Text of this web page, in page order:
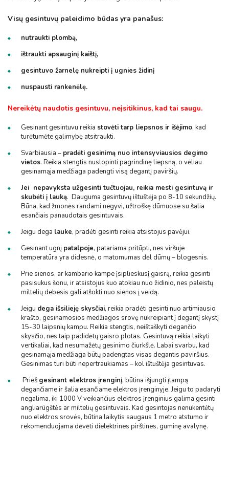
Visų gesintuvų paleidimo būdas yra panašus:
nutraukti plombą,
ištraukti apsauginį kaištį,
gesintuvo žarnelę nukreipti į ugnies židinį
nuspausti rankenėlę.
Nereikėtų naudotis gesintuvu, neįsitikinus, kad tai saugu.
Gesinant gesintuvu reikia stovėti tarp liepsnos ir išėjimo, kad
turėtumėte galimybę atsitraukti.
Svarbiausia – pradėti gesinimą nuo intensyviausios degimo
vietos. Reikia stengtis nuslopinti pagrindinę liepsną, o vėliau
gesinamąja medžiaga padengti visą degantį paviršių.
Jei nepavyksta užgesinti tučtuojau, reikia mesti gesintuvą ir
skubėti į lauką. Dauguma gesintuvų ištuštėja po 8-10 sekundžių.
Būna, kad žmonės randami negyvi, užtroškę dūmuose su šalia
esančiais panaudotais gesintuvais.
Jeigu dega lauke, pradėti gesinti reikia atsistojus pavėjui.
Gesinant ugnį patalpoje, patariama pritūpti, nes viršuje
temperatūra yra didesnė, o matomumas dėl dūmų – blogesnis.
Prie sienos, ar kambario kampe įsiplieskusį gaisrą, reikia gesinti
pasisukus šonu, ir atsistojus kuo atokiau nuo židinio, nes paleistų
miltelių debesis gali atšokti nuo sienos į veidą.
Jeigu dega išsilieję skysčiai, reikia pradėti gesinti nuo artimiausio
krašto, gesinamosios medžiagos srovę nukreipiant į degantį skystį
15-30 laipsnių kampu. Reikia stengtis, neištaškyti degančio
skysčio, nes taip padidėtų gaisro plotas. Gesintuvą reikia laikyti
vertikaliai, kad nesumažėtų gesinimo čiurkšlė. Labai svarbu, kad
gesinamąja medžiaga būtų padengtas visas degantis paviršius.
Gesinimas turi būti nepertraukiamas – kol ištuštėja gesintuvas.
Prieš gesinant elektros įrenginį, būtina išjungti įtampą
degančiame ir šalia esančiame elektros įrenginyje. Jeigu to padaryti
negalima, iki 1000 V veikiančius elektros įrenginius galima gesinti
angliarūgštės ar miltelių gesintuvais. Kad gesintojas nenukentėtų
nuo elektros srovės, būtina laikytis saugaus 1 metro atstumo ir
rekomenduojama dėvėti dielektrines pirštines, guminę avalynę.